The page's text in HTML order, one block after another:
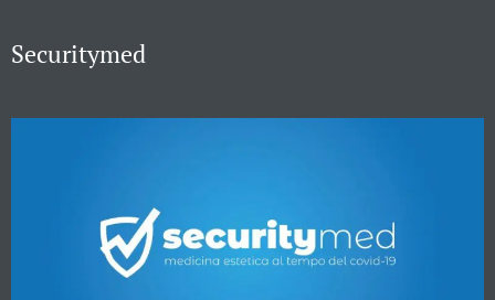
Securitymed